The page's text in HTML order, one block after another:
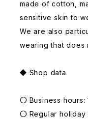
made of cotton,
sensitive skin to
We are also
wearing that does
◆ Shop data
〇 Business hours:
〇 Regular